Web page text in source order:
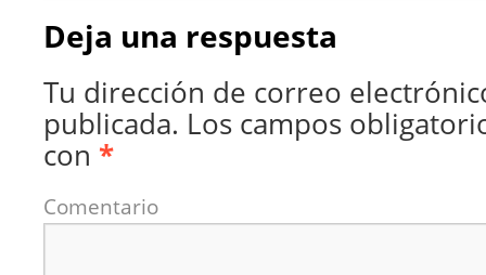
Deja una respuesta
Tu dirección de correo
publicada. Los campos
con *
Comentario